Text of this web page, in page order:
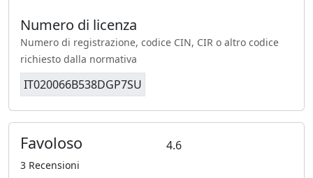
Numero di licenza
Numero di registrazione, codice CIN, CIR o altro codice
richiesto dalla normativa
IT020066B538DGP7SU
Favoloso 4.6
3 Recensioni